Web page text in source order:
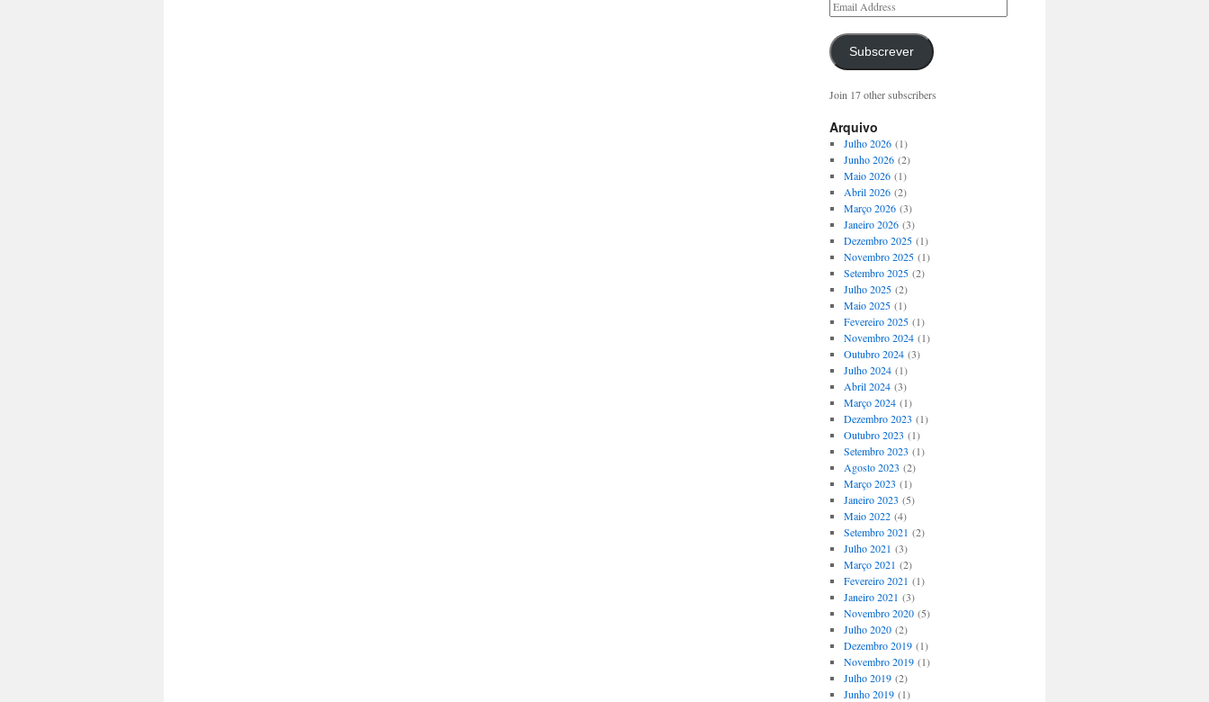
Subscrever
Join 17 other subscribers
Arquivo
Julho 2026(1)
Junho 2026(2)
Maio 2026(1)
Abril 2026(2)
Março 2026(3)
Janeiro 2026(3)
Dezembro 2025(1)
Novembro 2025(1)
Setembro 2025(2)
Julho 2025(2)
Maio 2025(1)
Fevereiro 2025(1)
Novembro 2024(1)
Outubro 2024(3)
Julho 2024(1)
Abril 2024(3)
Março 2024(1)
Dezembro 2023 (1)
Outubro 2023 (1)
Setembro 2023 (1)
Agosto 2023 (2)
Março 2023 (1)
Janeiro 2023 (5)
Maio 2022(4)
Setembro 2021 (2)
Julho 2021 (3)
Março 2021 (2)
Fevereiro 2021 (1)
Janeiro 2021 (3)
Novembro 2020(5)
Julho 2020(2)
Dezembro 2019(1)
Novembro 2019(1)
Julho 2019(2)
Junho 2019(1)